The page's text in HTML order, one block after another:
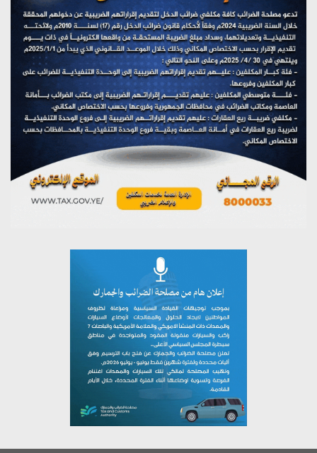
تستمعون لبرنامج (حدث في مثل هذا اليوم)
يوليو 28, 2026
(نحن لا نهزم) بث مباشر
يوليو 28, 2026
تستمعون لبرنامج (هندسة الوهم)
يوليو 28, 2026